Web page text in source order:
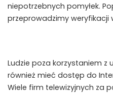
niepotrzebnych pomyłek.
przeprowadzimy weryfikacji
Ludzie poza korzystaniem z
również mieć dostęp do
Wiele firm telewizyjnych za